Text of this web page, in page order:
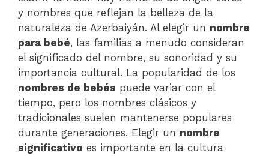
y nombres que reflejan la belleza de la
naturaleza de Azerbaiyán. Al elegir un nombre
para bebé, las familias a menudo consideran
el significado del nombre, su sonoridad y su
importancia cultural. La popularidad de los
nombres de bebés puede variar con el
tiempo, pero los nombres clásicos y
tradicionales suelen mantenerse populares
durante generaciones. Elegir un nombre
significativo es importante en la cultura